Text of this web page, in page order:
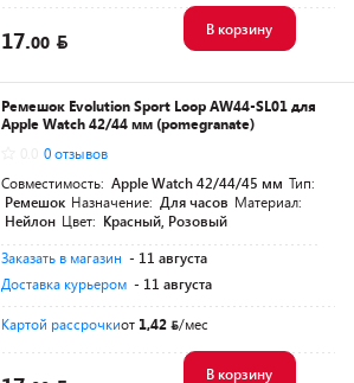
17.00
В корзину
Ремешок Evolution Sport Loop AW44-SL01 для
Apple Watch 42/44 мм (pomegranate)
0 отзывов
Совместимость: Apple Watch 42/44/45 мм Тип:
Ремешок Назначение: Для часов Материал:
Нейлон Цвет: Красный, Розовый
Заказать в магазин - 11 августа
Доставка курьером - 11 августа
Картой рассрочкиот 1,42 /мес
В корзину